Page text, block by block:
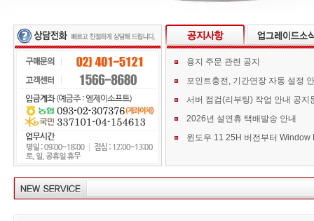
용지 주문 관련 공지
포인트충전, 기간연장 자동 설정
서버 점검(리부팅) 작업 안내 공지
2026년 설연휴 택배발송 안내